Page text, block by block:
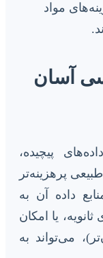
مواد
آسان
پیچیده،
پرهزینه‌تر
داده آن به
یا امکان
می‌تواند به